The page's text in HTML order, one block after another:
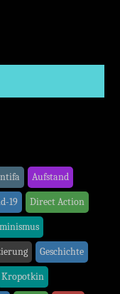
Aufstand
19 Direct Action
Geschichte
Kropotkin